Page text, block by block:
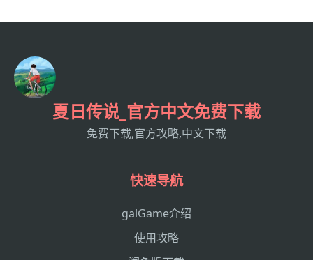
夏日传说_官方中文免费下载
免费下载,官方攻略,中文下载
快速导航
galGame介绍
使用攻略